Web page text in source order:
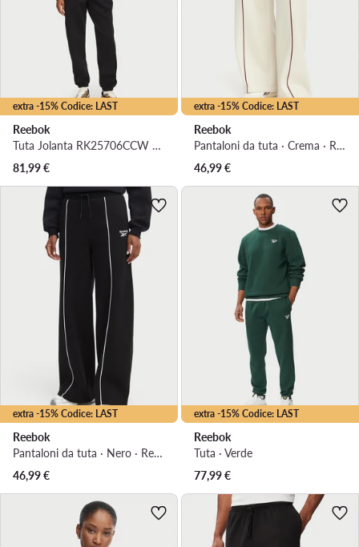
extra -15% Codice: LAST
Reebok
Tuta Jolanta RK25706CCW Nero Regular Fit
81,99€
extra -15% Codice: LAST
Reebok
Pantaloni da tuta · Crema · Regular Fit
46,99€
extra -15% Codice: LAST
Reebok
Pantaloni da tuta · Nero · Regular Fit
46,99€
extra -15% Codice: LAST
Reebok
Tuta · Verde
77,99€